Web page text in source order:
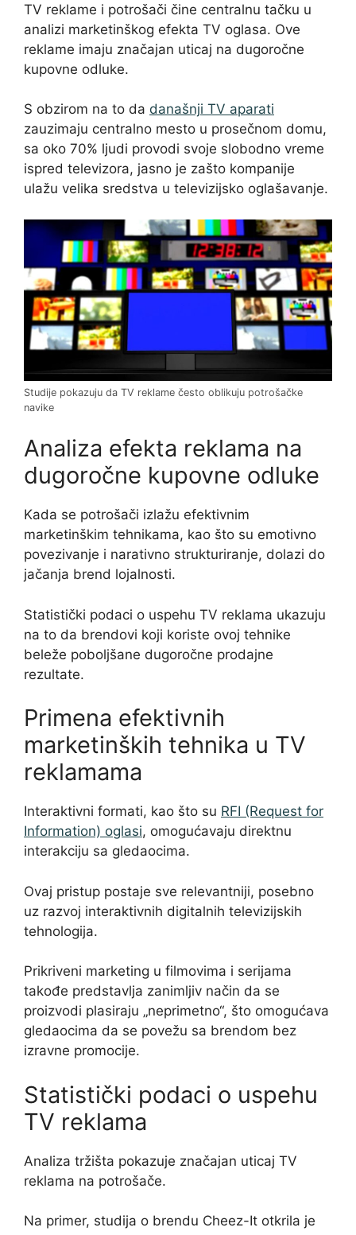
TV reklame i potrošači čine centralnu tačku u
analizi marketinškog efekta TV oglasa. Ove
reklame imaju značajan uticaj na dugoročne
kupovne odluke.
S obzirom na to da današnji TV aparati
zauzimaju centralno mesto u prosečnom domu,
sa oko 70% ljudi provodi svoje slobodno vreme
ispred televizora, jasno je zašto kompanije
ulažu velika sredstva u televizijsko oglašavanje.
Studije pokazuju da TV reklame često oblikuju potrošačke
navike
Analiza efekta reklama na
dugoročne kupovne odluke
Kada se potrošači izlažu efektivnim
marketinškim tehnikama, kao što su emotivno
povezivanje i narativno strukturiranje, dolazi do
jačanja brend lojalnosti.
Statistički podaci o uspehu TV reklama ukazuju
na to da brendovi koji koriste ovoj tehnike
beleže poboljšane dugoročne prodajne
rezultate.
Primena efektivnih
marketinških tehnika u TV
reklamama
Interaktivni formati, kao što su RFI (Request for
Information) oglasi, omogućavaju direktnu
interakciju sa gledaocima.
Ovaj pristup postaje sve relevantniji, posebno
uz razvoj interaktivnih digitalnih televizijskih
tehnologija.
Prikriveni marketing u filmovima i serijama
takođe predstavlja zanimljiv način da se
proizvodi plasiraju „neprimetno“, što omogućava
gledaocima da se povežu sa brendom bez
izravne promocije.
Statistički podaci o uspehu
TV reklama
Analiza tržišta pokazuje značajan uticaj TV
reklama na potrošače.
Na primer, studija o brendu Cheez-It otkrila je